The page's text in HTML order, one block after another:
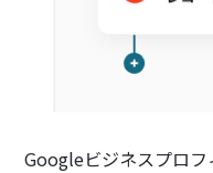
Googleビジネスプロ